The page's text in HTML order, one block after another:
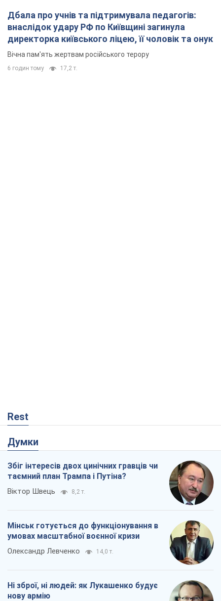
Дбала про учнів та підтримувала педагогів:
внаслідок удару РФ по Київщині загинула
директорка київського ліцею, її чоловік та онук
Вічна пам'ять жертвам російського терору
6 годин тому 17,2 т.
Rest
Думки
Збіг інтересів двох цинічних гравців чи
таємний план Трампа і Путіна?
Віктор Швець 8,2 т.
Мінськ готується до функціонування в
умовах масштабної воєнної кризи
Олександр Левченко 14,0 т.
Ні зброї, ні людей: як Лукашенко будує
нову армію